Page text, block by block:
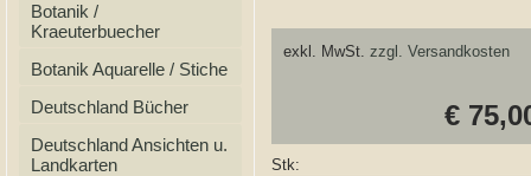
Botanik /
Kraeuterbuecher
Botanik Aquarelle / Stiche
Deutschland Bücher
Deutschland Ansichten u.
Landkarten
exkl. MwSt. zzgl. Versandkosten
€
Stk: